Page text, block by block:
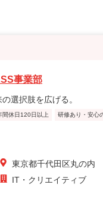
事業部
選択肢を広げる。
間休日120日以上 研修あり・安心
東京都千代田区丸の内
IT・クリエイティブ